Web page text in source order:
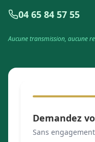
04 65 84 57 55
Aucune transmission, aucune
Demandez
Sans